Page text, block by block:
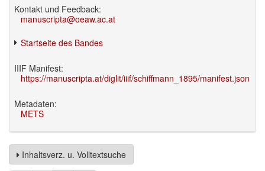
Kontakt und Feedback:
manuscripta@oeaw.ac.at
Startseite des Bandes
IIIF Manifest:
https://manuscripta.at/diglit/iiif/schiffmann_1895/manifest.json
Metadaten:
METS
Inhaltsverz. u. Volltextsuche